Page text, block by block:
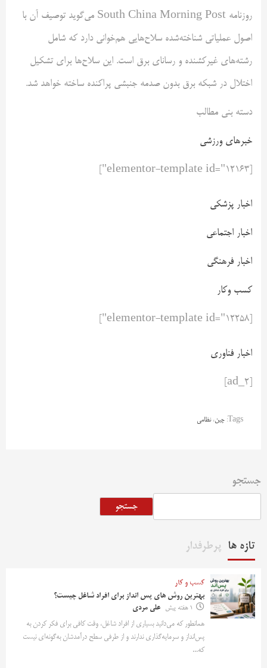
روزنامه South China Morning Post می‌گوید توصیف آن با
اصول عملیاتی شناخته‌شده سلاح‌هایی هم‌خوانی دارد که شامل
رشته‌های غیرکشنده و رسانای برق است. این سلاح‌ها برای تشکیل
اختلال در شبکه برق بدون صدمه جنبشی پراکنده ساخته خواهد شد.
دسته بنی مطالب
خبرهای ورزشی
اخبار پزشکی
اخبار اجتماعی
اخبار فرهنگی
کسب وکار
اخبار فناوری
Tags: چین،نظامی
جستجو
جستجو
تازه ها پرطرفدار
کسب و کار
بهترین روش‌ های پس‌ انداز برای افراد شاغل چیست؟
1 هفته پیش
علی مردی
همانطور که می‌دانید بسیاری از افراد شاغل، وقت کافی برای فکر کردن به
پس‌انداز و سرمایه‌گذاری ندارند و از طرفی سطح درآمدشان به‌گونه‌ای نیست
که...